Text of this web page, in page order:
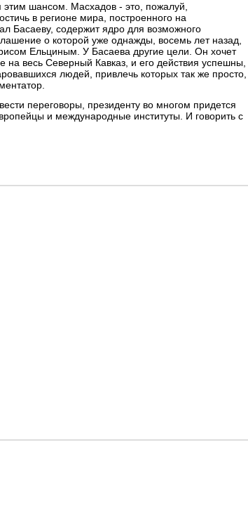
этим шансом. Масхадов - это, пожалуй,
в регионе мира, построенного на
Басаеву, содержит ядро для возможного
о которой уже однажды, восемь лет назад,
Ельциным. У Басаева другие цели. Он хочет
на весь Северный Кавказ, и его действия успешны,
людей, привлечь которых так же просто,
переговоры, президенту во многом придется
и международные институты. И говорить с